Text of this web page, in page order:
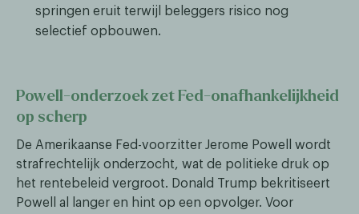
springen eruit terwijl beleggers risico nog
selectief opbouwen.
Powell-onderzoek zet Fed-onafhankelijkheid
op scherp
De Amerikaanse Fed-voorzitter Jerome Powell wordt
strafrechtelijk onderzocht, wat de politieke druk op
het rentebeleid vergroot. Donald Trump bekritiseert
Powell al langer en hint op een opvolger. Voor